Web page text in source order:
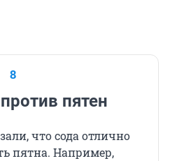
8
пятен
что сода отлично
пятна. Например,